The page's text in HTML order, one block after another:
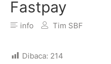
Fastpay
info Tim SBF
Dibaca: 214